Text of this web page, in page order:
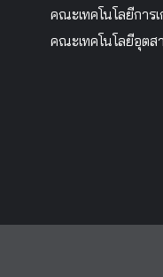
คณะเทคโนโลยีการ
คณะเทคโนโลยีอุตส